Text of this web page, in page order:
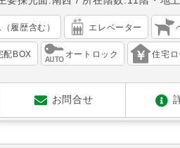
履歴含む） エレベーター
配BOX オートロック 住宅
お問合せ